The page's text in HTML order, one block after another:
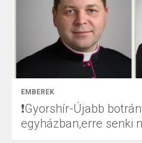
EMBEREK
❗Gyorshír-Újabb
egyházban,erre senki